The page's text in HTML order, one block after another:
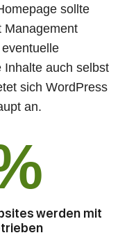
sollte
Management
Inhalte auch selbst
sich WordPress
an.
werden mit